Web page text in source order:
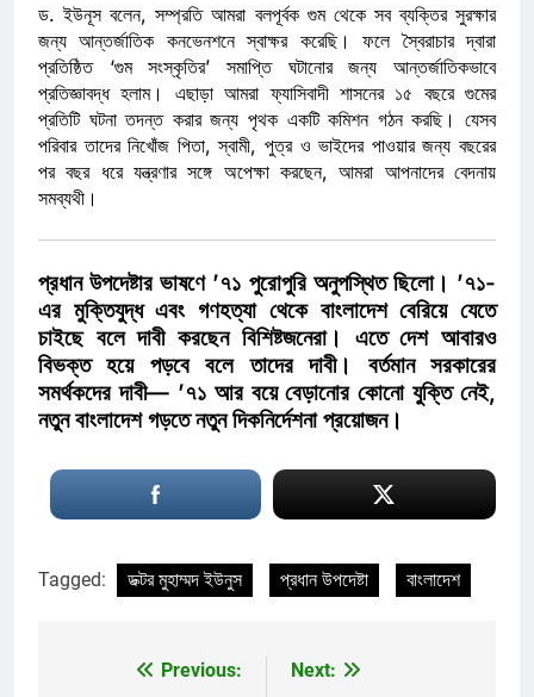
ড. ইউনূস বলেন, সম্প্রতি আমরা বলপূর্বক গুম থেকে সব ব্যক্তির সুরক্ষার
জন্য আন্তর্জাতিক কনভেনশনে স্বাক্ষর করেছি। ফলে স্বৈরাচার দ্বারা
প্রতিষ্ঠিত ‘গুম সংস্কৃতির’ সমাপ্তি ঘটানোর জন্য আন্তর্জাতিকভাবে
প্রতিজ্ঞাবদ্ধ হলাম। এছাড়া আমরা ফ্যাসিবাদী শাসনের ১৫ বছরে গুমের
প্রতিটি ঘটনা তদন্ত করার জন্য পৃথক একটি কমিশন গঠন করছি। যেসব
পরিবার তাদের নিখোঁজ পিতা, স্বামী, পুত্র ও ভাইদের পাওয়ার জন্য বছরের
পর বছর ধরে যন্ত্রণার সঙ্গে অপেক্ষা করছেন, আমরা আপনাদের বেদনায়
সমব্যথী।
প্রধান উপদেষ্টার ভাষণে ’৭১ পুরোপুরি অনুপস্থিত ছিলো। ’৭১-
এর মুক্তিযুদ্ধ এবং গণহত্যা থেকে বাংলাদেশ বেরিয়ে যেতে
চাইছে বলে দাবী করছেন বিশিষ্টজনেরা। এতে দেশ আবারও
বিভক্ত হয়ে পড়বে বলে তাদের দাবী। বর্তমান সরকারের
সমর্থকদের দাবী— ’৭১ আর বয়ে বেড়ানোর কোনো যুক্তি নেই,
নতুন বাংলাদেশ গড়তে নতুন দিকনির্দেশনা প্রয়োজন।
Tagged: ডক্টর মুহাম্মদ ইউনুস প্রধান উপদেষ্টা বাংলাদেশ
Previous:
Next: